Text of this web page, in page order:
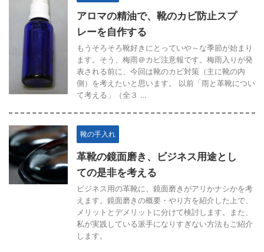
アロマの精油で、靴のカビ防止スプ
レーを自作する
もうそろそろ靴好きにとっていや～な季節が始まり
ます。そう、梅雨＠カビ注意報です。梅雨入りが発
表される前に、今回は靴のカビ対策（主に靴の内
側）を考えたいと思います。 以前「雨と革靴につい
て考える」（全３ …
靴の手入れ
革靴の鏡面磨き、ビジネス用途とし
ての是非を考える
ビジネス用の革靴に、鏡面磨きがアリかナシかを考
えます。鏡面磨きの概要・やり方を紹介した上で、
メリットとデメリットに分けて検討します。また、
私が実践している派手になりすぎない方法もご紹介
します。